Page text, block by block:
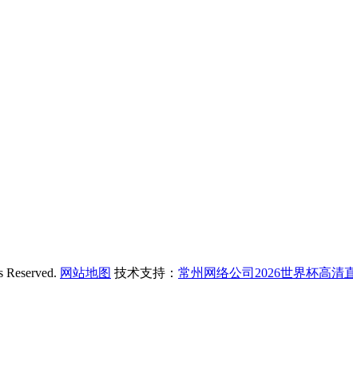
网站地图 技术支持： 常州网络公司2026世界杯高清